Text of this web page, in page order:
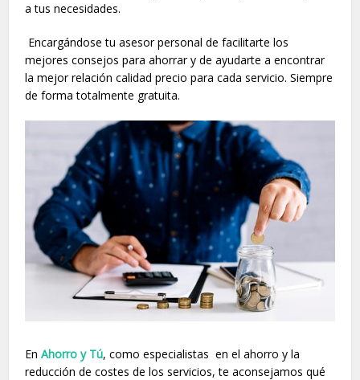
a tus necesidades.
Encargándose tu asesor personal de facilitarte los
mejores consejos para ahorrar y de ayudarte a encontrar
la mejor relación calidad precio para cada servicio. Siempre
de forma totalmente gratuita.
En Ahorro y Tú, como especialistas en el ahorro y la
reducción de costes de los servicios, te aconsejamos qué